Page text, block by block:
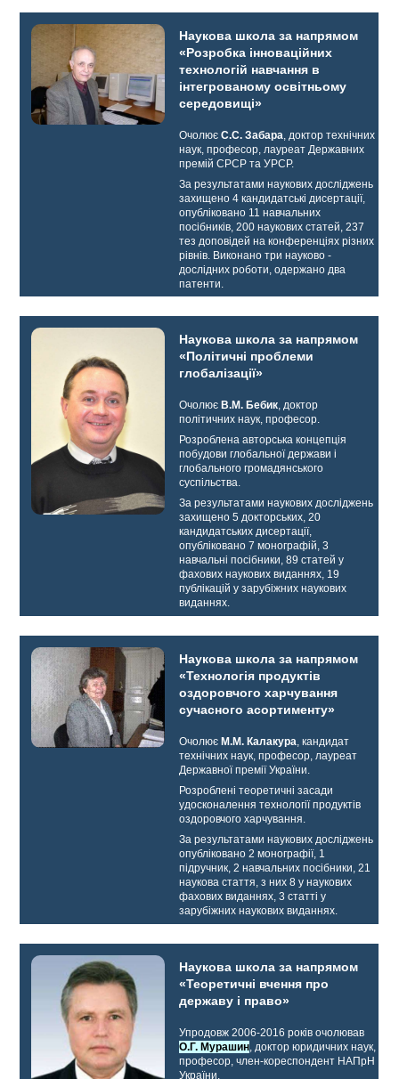
Наукова школа за напрямом
«Розробка інноваційних
технологій навчання в
інтегрованому освітньому
середовищі»
ОчолюєС.С. Забара, доктор технічних
наук, професор, лауреат Державних
премій СРСР та УРСР.
За результатами наукових досліджень
захищено 4 кандидатські дисертації,
опубліковано 11 навчальних
посібників, 200 наукових статей, 237
тез доповідей на конференціях різних
рівнів. Виконано три науково -
дослідних роботи, одержано два
патенти.
Наукова школа за напрямом
«Політичні проблеми
глобалізації»
Очолює В.М. Бебик, доктор
політичних наук, професор.
Розроблена авторська концепція
побудови глобальної держави і
глобального громадянського
суспільства.
За результатами наукових досліджень
захищено 5 докторських, 20
кандидатських дисертації,
опубліковано 7 монографій, 3
навчальні посібники, 89 статей у
фахових наукових виданнях, 19
публікацій у зарубіжних наукових
виданнях.
Наукова школа за напрямом
«Технологія продуктів
оздоровчого харчування
сучасного асортименту»
Очолює М.М. Калакура, кандидат
технічних наук, професор, лауреат
Державної премії України.
Розроблені теоретичні засади
удосконалення технології продуктів
оздоровчого харчування.
За результатами наукових досліджень
опубліковано 2 монографії, 1
підручник, 2 навчальних посібники, 21
наукова стаття, з них 8 у наукових
фахових виданнях, 3 статті у
зарубіжних наукових виданнях.
Наукова школа за напрямом
«Теоретичні вчення про
державу і право»
Упродовж 2006-2016 років очолював
О.Г. Мурашин, доктор юридичних наук,
професор, член-кореспондент НАПрН
України.